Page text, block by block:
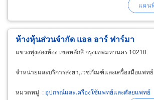
ห้างหุ้นส่วนจำกัด แอล อาร์ ฟาร์มา
แขวงทุ่งสองห้อง เขตหลักสี่ กรุงเทพมหานคร 10210
จำหน่ายและบริการส่งยา,เวชภัณฑ์และเครื่องมือแพทย์
หมวดหมู่ : อุปกรณ์และเครื่องใช้แพทย์และศัลยแพทย์